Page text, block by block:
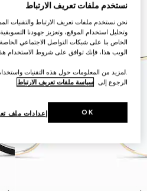
نستخدم ملفات تعريف الارتباط
نحن نستخدم ملفات تعريف الارتباط والتقنيات
وتحليل استخدام الموقع، وتعزيز جهودنا
الخاص بنا على شبكات التواصل الاجتماعي
الويب هذا، فإنك توافق على شروط الاستخدام
.لمزيد من المعلومات حول هذه التقنيات
الرجوع إلى سياسة ملفات تعريف الارتباط
إعدادات ملف OK